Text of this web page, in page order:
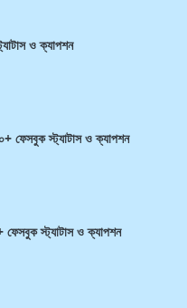
ও ক্যাপশন
ফেসবুক স্ট্যাটাস ও ক্যাপশন
ফেসবুক স্ট্যাটাস ও ক্যাপশন